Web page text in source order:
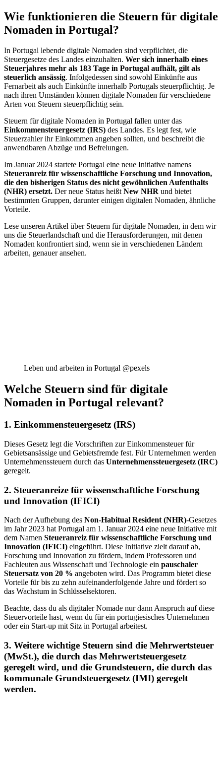
Wie funktionieren die Steuern für digitale
Nomaden in Portugal?
In Portugal lebende digitale Nomaden sind verpflichtet, die
Steuergesetze des Landes einzuhalten. Wer sich innerhalb eines
Steuerjahres mehr als 183 Tage in Portugal aufhält, gilt als
steuerlich ansässig. Infolgedessen sind sowohl Einkünfte aus
Fernarbeit als auch Einkünfte innerhalb Portugals steuerpflichtig. Je
nach ihren Umständen können digitale Nomaden für verschiedene
Arten von Steuern steuerpflichtig sein.
Steuern für digitale Nomaden in Portugal fallen unter das
Einkommensteuergesetz (IRS) des Landes. Es legt fest, wie
Steuerzahler ihr Einkommen angeben sollten, und beschreibt die
anwendbaren Abzüge und Befreiungen.
Im Januar 2024 startete Portugal eine neue Initiative namens
Steueranreiz für wissenschaftliche Forschung und Innovation,
die den bisherigen Status des nicht gewöhnlichen Aufenthalts
(NHR) ersetzt. Der neue Status heißtNew NHR und bietet
bestimmten Gruppen, darunter einigen digitalen Nomaden, ähnliche
Vorteile.
Lese unseren Artikel über Steuern für digitale Nomaden, in dem wir
uns die Steuerlandschaft und die Herausforderungen, mit denen
Nomaden konfrontiert sind, wenn sie in verschiedenen Ländern
arbeiten, genauer ansehen.
Leben und arbeiten in Portugal @pexels
Welche Steuern sind für digitale
Nomaden in Portugal relevant?
1. Einkommensteuergesetz (IRS)
Dieses Gesetz legt die Vorschriften zur Einkommensteuer für
Gebietsansässige und Gebietsfremde fest. Für Unternehmen werden
Unternehmenssteuern durch das Unternehmenssteuergesetz (IRC)
geregelt.
2. Steueranreize für wissenschaftliche Forschung
und Innovation (IFICI)
Nach der Aufhebung des Non-Habitual Resident (NHR)-Gesetzes
im Jahr 2023 hat Portugal am 1. Januar 2024 eine neue Initiative mit
dem Namen Steueranreiz für wissenschaftliche Forschung und
Innovation (IFICI) eingeführt. Diese Initiative zielt darauf ab,
Forschung und Innovation zu fördern, indem Professoren und
Fachleuten aus Wissenschaft und Technologie ein pauschaler
Steuersatz von 20 % angeboten wird. Das Programm bietet diese
Vorteile für bis zu zehn aufeinanderfolgende Jahre und fördert so
das Wachstum in Schlüsselsektoren.
Beachte, dass du als digitaler Nomade nur dann Anspruch auf diese
Steuervorteile hast, wenn du für ein portugiesisches Unternehmen
oder ein Start-up mit Sitz in Portugal arbeitest.
3. Weitere wichtige Steuern sind die Mehrwertsteuer
(MwSt.), die durch das Mehrwertsteuergesetz
geregelt wird, und die Grundsteuern, die durch das
kommunale Grundsteuergesetz (IMI) geregelt
werden.